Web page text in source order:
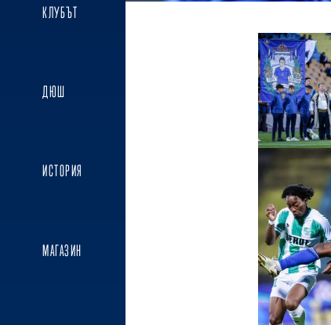
КЛУБЪТ
ДЮШ
ИСТОРИЯ
МАГАЗИН